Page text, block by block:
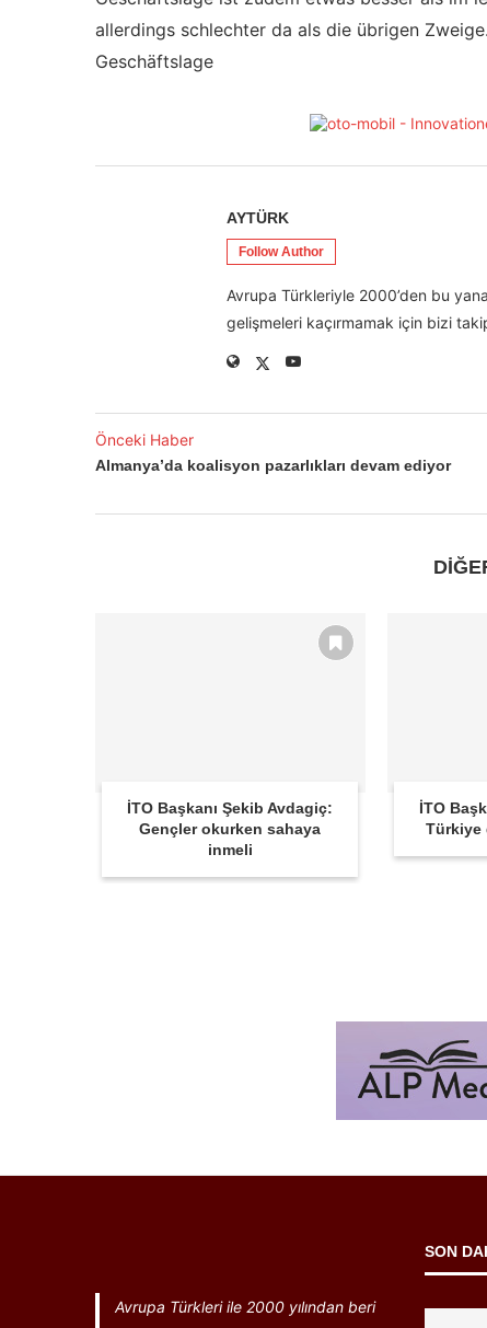
allerdings schlechter da als die übrigen
Geschäftslage
AYTÜRK
Follow Author
Avrupa Türkleriyle 2000’den bu
gelişmeleri kaçırmamak için bizi
Önceki Haber
Almanya’da koalisyon pazarlıkları devam ediyor
İTO Başkanı Şekib Avdagiç:
Gençler okurken sahaya
inmeli
İTO
Türkiye
Avrupa Türkleri ile 2000 yılından beri
SON